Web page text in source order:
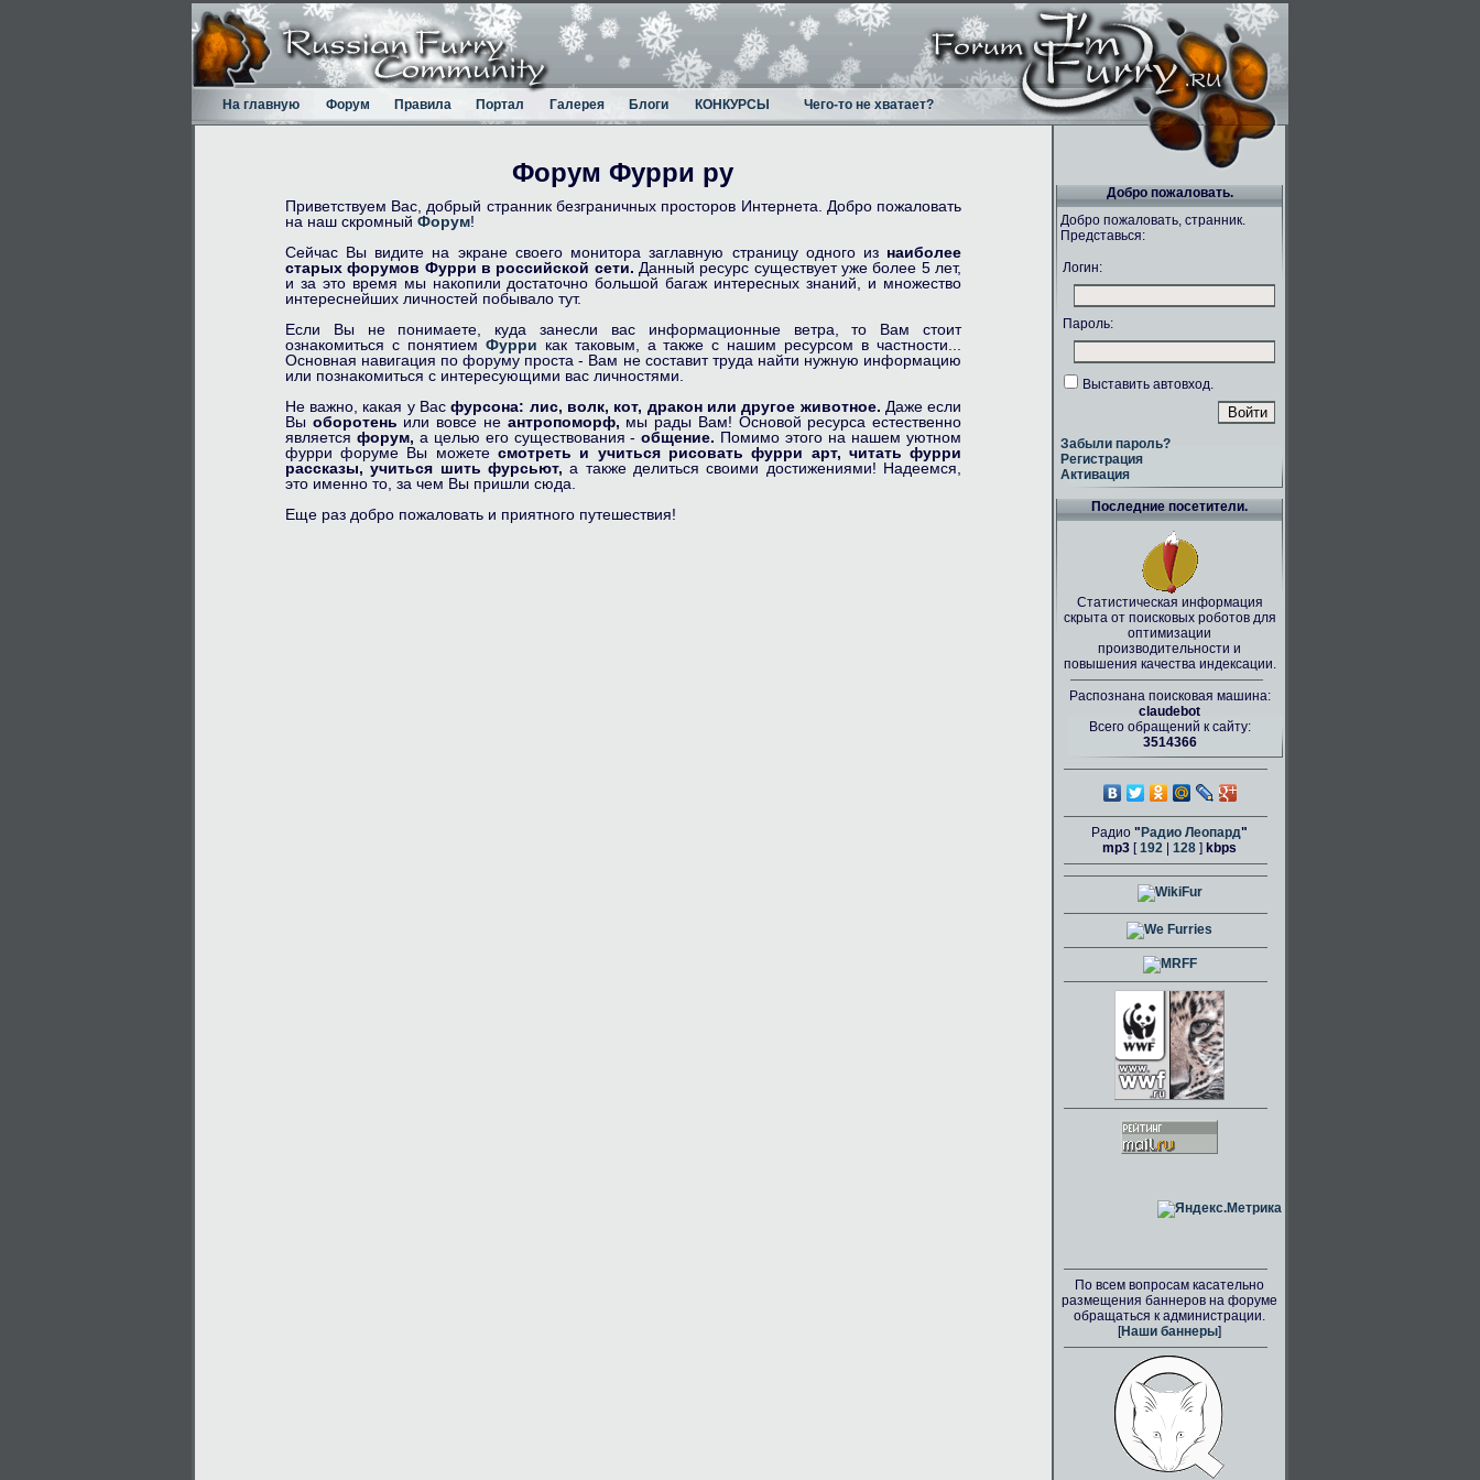
На главную Форум Правила Портал Галерея Блоги КОНКУРСЫ Чего-то не хватает?
Форум Фурри ру
Приветствуем Вас, добрый странник безграничных просторов Интернета. Добро пожаловать
на наш скромный Форум!
Сейчас Вы видите на экране своего монитора заглавную страницу одного из наиболее
старых форумов Фурри в российской сети. Данный ресурс существует уже более 5 лет,
и за это время мы накопили достаточно большой багаж интересных знаний, и множество
интереснейших личностей побывало тут.
Если Вы не понимаете, куда занесли вас информационные ветра, то Вам стоит
ознакомиться с понятием Фурри как таковым, а также с нашим ресурсом в частности...
Основная навигация по форуму проста - Вам не составит труда найти нужную информацию
или познакомиться с интересующими вас личностями.
Не важно, какая у Васфурсона: лис, волк, кот, дракон или другое животное. Даже если
Вы оборотень или вовсе не антропоморф, мы рады Вам! Основой ресурса естественно
является форум, а целью его существования -общение. Помимо этого на нашем уютном
фурри форуме Вы можетесмотреть и учиться рисовать фурри арт, читать фурри
рассказы, учиться шить фурсьют, а также делиться своими достижениями! Надеемся,
это именно то, за чем Вы пришли сюда.
Еще раз добро пожаловать и приятного путешествия!
Добро пожаловать.
Добро пожаловать, странник.
Представься:
Логин:
Пароль:
Выставить автовход.
Забыли пароль?
Регистрация
Активация
Последние посетители.
Статистическая информация
скрыта от поисковых роботов для
оптимизации
производительности и
повышения качества индексации.
Распознана поисковая машина:
claudebot
Всего обращений к сайту:
3514366
Радио " Радио Леопард"
mp3 [192 128 ] kbps
По всем вопросам касательно
размещения баннеров на форуме
обращаться к администрации.
[Наши баннеры]